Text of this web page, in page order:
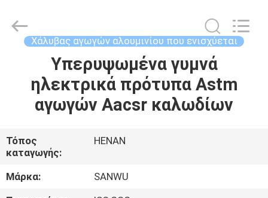
ΠΡΟΪΌΝΤΑ
ΠΕΡΊΠΟΥ
ΕΜΕΊΣ
Χάλυβας αγωγών αλουμινίου που ενισχύεται
Υπερυψωμένα γυμνά
ηλεκτρικά πρότυπα Astm
αγωγών Aacsr καλωδίων
Τόπος
καταγωγής:
HENAN
Μάρκα:
SANWU